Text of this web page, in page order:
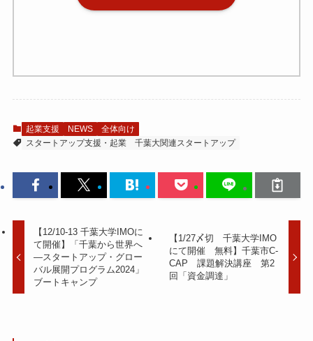
起業支援 NEWS
全体向け
スタートアップ支援・起業
千葉大関連スタートアップ
【12/10-13 千葉大学IMOに
て開催】「千葉から世界へ
―スタートアップ・グロー
バル展開プログラム2024」
ブートキャンプ
【1/27〆切 千葉大学IMO
にて開催 無料】千葉市C-
CAP 課題解決講座 第2
回「資金調達」